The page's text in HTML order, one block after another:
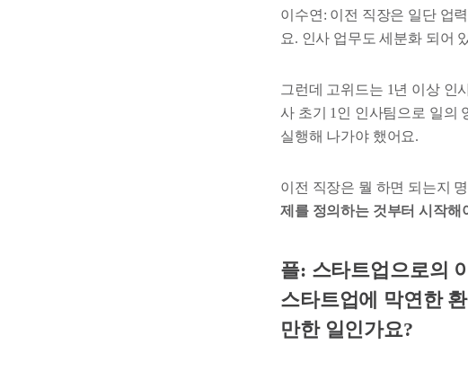
이수연: 이전 직장은 일단 업
요. 인사 업무도 세분화 되어
그런데 고위드는 1년 이상 인
사 초기 1인 인사팀으로 일의
실행해 나가야 했어요.
이전 직장은 뭘 하면 되는지
제를 정의하는 것부터 시작해
플: 스타트업으로의
스타트업에 막연한
만한 일인가요?